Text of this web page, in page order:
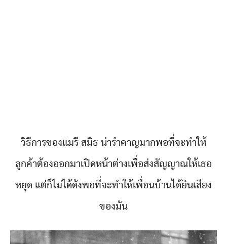
วิธีการของแมรี สมิธ น่ารำคาญมากพอที่จะทำให้
ลูกค้าต้องออกมาเปิดหน้าต่างเพื่อส่งสัญญาณให้เธอ
หยุด แต่ก็ไม่ได้ดังพอที่จะทำให้เพื่อนบ้านได้ยินเสียง
ของมัน